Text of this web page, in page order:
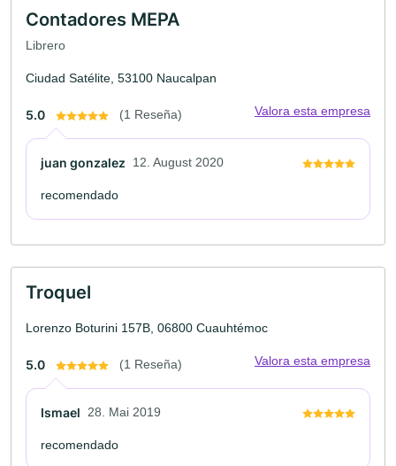
Contadores MEPA
Librero
Ciudad Satélite, 53100 Naucalpan
5.0 (1 Reseña) Valora esta empresa
juan gonzalez 12. August 2020
recomendado
Troquel
Lorenzo Boturini 157B, 06800 Cuauhtémoc
5.0 (1 Reseña) Valora esta empresa
Ismael 28. Mai 2019
recomendado